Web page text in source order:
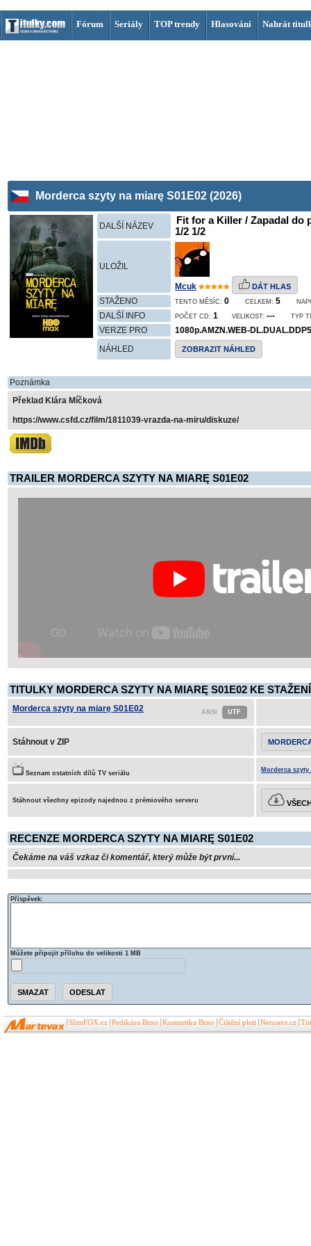
Fórum Seriály TOP trendy Hlasování Nahrát
Morderca szyty na miarę S01E02 (2026)
DALŠÍ NÁZEV
Fit for a Killer / Zapadal do
1/2 1/2
ULOŽIL
Mcuk DÁT HLAS
STAŽENO TENTO MĚSÍC: 0 CELKEM: 5
DALŠÍ INFO POČET CD: 1 VELIKOST: --- TYP
VERZE PRO
1080p.AMZN.WEB-
NÁHLED
ZOBRAZIT NÁHLED
Poznámka
Překlad Klára Míčková
https://www.csfd.cz/film/1811039-vrazda-na-miru/diskuze/
TRAILER MORDERCA SZYTY NA MIARĘ S01E02
TITULKY MORDERCA SZYTY NA MIARĘ S01E02 KE STAŽENÍ
Morderca szyty na miarę S01E02
Stáhnout v ZIP
Seznam ostatních dílů TV seriálu Morderca szyty
Stáhnout všechny epizody najednou z prémiového serveru
RECENZE MORDERCA SZYTY NA MIARĘ S01E02
Čekáme na váš vzkaz či komentář, který může být první...
Příspěvek:
Můžete připojit přílohu do velikosti 1 MB
SlimFOX.cz Pedikúra Brno Kosmetika Brno Čištění pleti Netusers.cz